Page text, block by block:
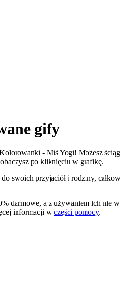
gify
- Miś Yogi! Możesz
po kliknięciu w grafikę.
swoich przyjaciół i rodziny,
a z używaniem ich nie
informacji w części pomocy.